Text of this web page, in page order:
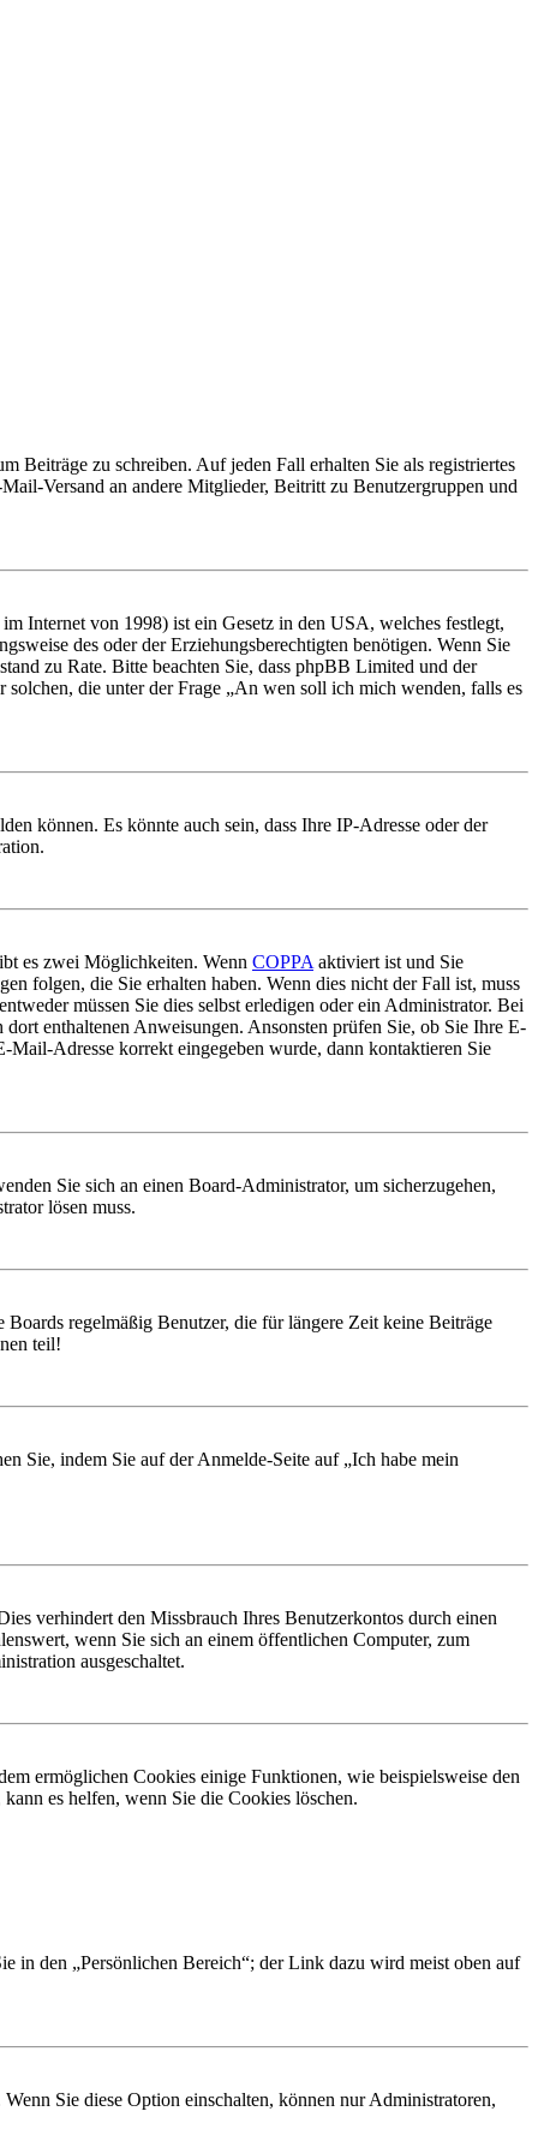
Beiträge zu schreiben. Auf jeden Fall erhalten Sie als registriertes
Versand an andere Mitglieder, Beitritt zu Benutzergruppen und
Internet von 1998) ist ein Gesetz in den USA, welches festlegt,
des oder der Erziehungsberechtigten benötigen. Wenn Sie
zu Rate. Bitte beachten Sie, dass phpBB Limited und der
die unter der Frage „An wen soll ich mich wenden, falls es
können. Es könnte auch sein, dass Ihre IP-Adresse oder der
es zwei Möglichkeiten. Wenn COPPA aktiviert ist und Sie
folgen, die Sie erhalten haben. Wenn dies nicht der Fall ist, muss
müssen Sie dies selbst erledigen oder ein Administrator. Bei
enthaltenen Anweisungen. Ansonsten prüfen Sie, ob Sie Ihre E-
Adresse korrekt eingegeben wurde, dann kontaktieren Sie
Sie sich an einen Board-Administrator, um sicherzugehen,
lösen muss.
regelmäßig Benutzer, die für längere Zeit keine Beiträge
teil!
Sie, indem Sie auf der Anmelde-Seite auf „Ich habe mein
verhindert den Missbrauch Ihres Benutzerkontos durch einen
wenn Sie sich an einem öffentlichen Computer, zum
ausgeschaltet.
ermöglichen Cookies einige Funktionen, wie beispielsweise den
es helfen, wenn Sie die Cookies löschen.
in den „Persönlichen Bereich“; der Link dazu wird meist oben auf
Sie diese Option einschalten, können nur Administratoren,